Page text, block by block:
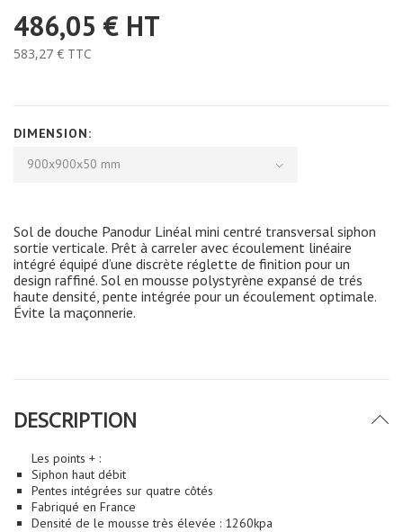
486,05 € HT
583,27 € TTC
DIMENSION:
900x900x50 mm
Sol de douche Panodur Linéal mini centré transversal siphon
sortie verticale. Prêt à carreler avec écoulement linéaire
intégré équipé d’une discrète réglette de finition pour un
design raffiné. Sol en mousse polystyrène expansé de trés
haute densité, pente intégrée pour un écoulement optimale.
Évite la maçonnerie.
DESCRIPTION
Les points + :
Siphon haut débit
Pentes intégrées sur quatre côtés
Fabriqué en France
Densité de le mousse très élevée : 1260kpa